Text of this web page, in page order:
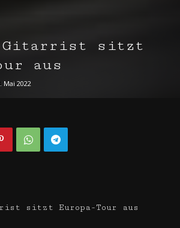
Gitarrist sitzt
aus
Mai 2022
sitzt Europa-Tour aus